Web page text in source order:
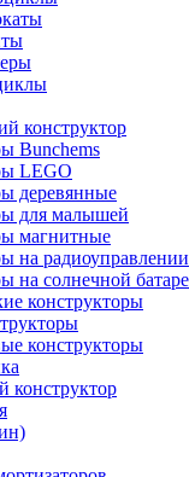
конструктор
Bunchems
LEGO
деревянные
для малышей
магнитные
на радиоуправлении
на солнечной
конструкторы
конструкторы
конструктор